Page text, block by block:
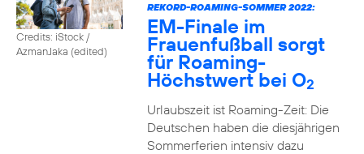
Credits: iStock /
AzmanJaka (edited)
REKORD-ROAMING-SOMMER 2022:
EM-Finale im
Frauenfußball sorgt
für Roaming-
Höchstwert bei O2
Urlaubszeit ist Roaming-Zeit: Die
Deutschen haben die diesjährigen
Sommerferien intensiv dazu